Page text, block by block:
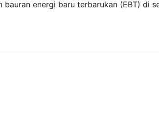
energi baru terbarukan (EBT) di